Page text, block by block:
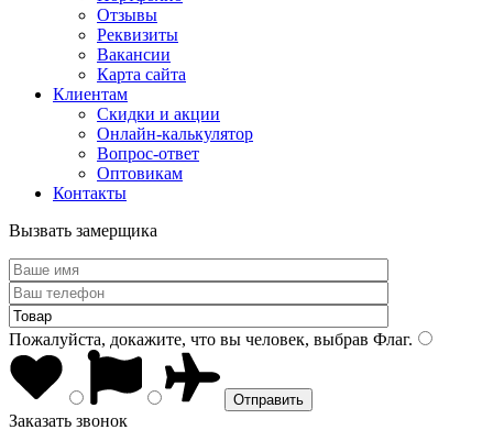
Отзывы
Реквизиты
Вакансии
Карта сайта
Клиентам
Скидки и акции
Онлайн-калькулятор
Вопрос-ответ
Оптовикам
Контакты
Вызвать замерщика
Пожалуйста, докажите, что вы человек, выбрав Флаг.
Заказать звонок